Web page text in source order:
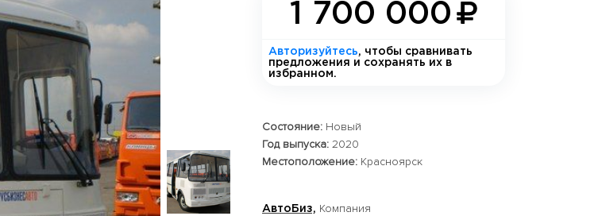
1 700 000
Авторизуйтесь, чтобы сравнивать
предложения и сохранять их в
избранном.
Состояние: Новый
Год выпуска: 2020
Местоположение: Красноярск
АвтоБиз, Компания